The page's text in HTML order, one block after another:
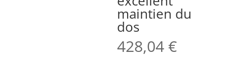
maintien du
dos
428,04€